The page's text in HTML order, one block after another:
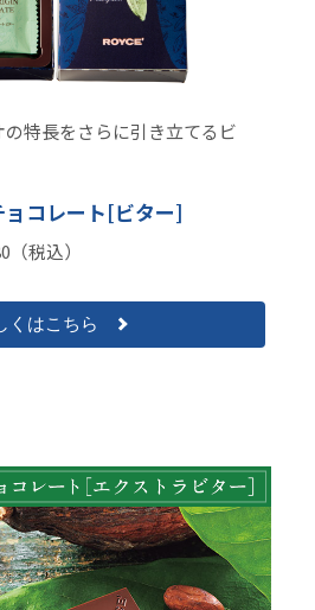
特長をさらに引き立てるビ
コレート[ビター]
税込）
くはこちら